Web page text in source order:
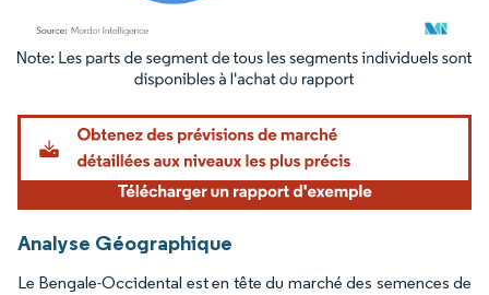
Image © Mordor Intelligence. La réutilisation nécessite une attribution sous CC BY
Analyse Géographique
Le Bengale-Occidental est en tête du marché des semences de